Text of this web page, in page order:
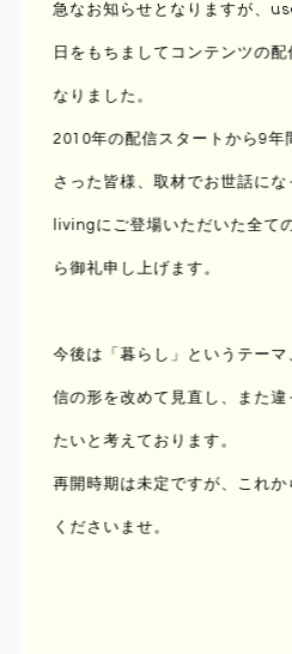
急なお知らせとなりますが、
日をもちまして コンテンツの
なりました。
2010年の配信スタートから9年
さった皆様、取材でお世話にな
livingにご登場いただいた全て
ら御礼申し上げます。
今後は「暮らし」というテー
信の形を改めて見直し、 また
たいと考えております。
再開時期は未定ですが、これ
くださいませ。
UPDATE : 2012/Jul/03 ｜
この家具が僕であって